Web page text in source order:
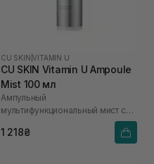
CU SKIN |VITAMIN U
CU SKIN Vitamin U Ampoule
Mist 100 мл
Ампульный
мультифункциональный мист с
1 218₴